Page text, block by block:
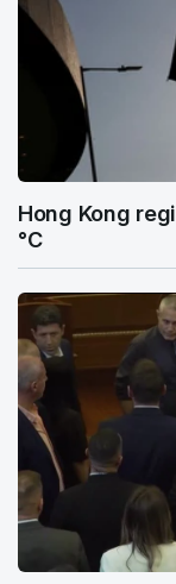
Hong Kong
°C